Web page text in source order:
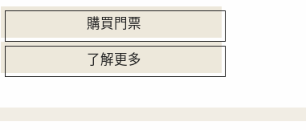
購買門票
了解更多